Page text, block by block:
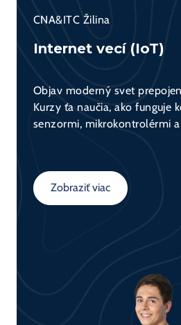
CNA&ITC Žilina
Internet vecí (IoT)
Objav moderný svet
Kurzy ťa naučia, ako funguje
senzormi, mikrokontrolérmi
dát a ich využitie v praxi.
Zobraziť viac